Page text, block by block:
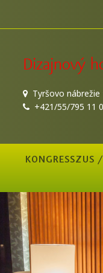
Dizajnový
Tyršovo nábrežie
+421/55/795 11
KONGRESSZUS